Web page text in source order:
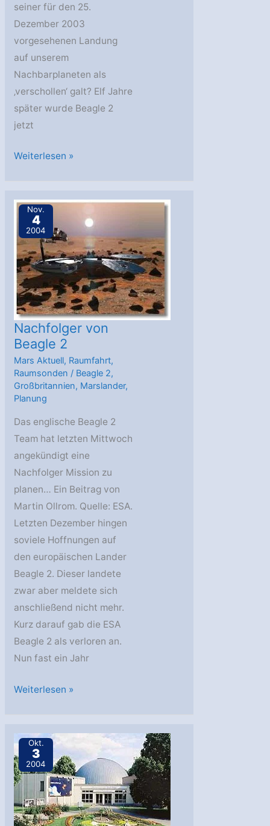
seiner für den 25.
Dezember 2003
vorgesehenen Landung
auf unserem
Nachbarplaneten als
‚verschollen‘ galt? Elf Jahre
später wurde Beagle 2
jetzt
Marslander
nach
Jahren
entdeckt
Weiterlesen »
Nov.
4
2004
Nachfolger von
Beagle 2
Mars Aktuell, Raumfahrt,
Raumsonden / Beagle 2,
Großbritannien, Marslander,
Planung
Das englische Beagle 2
Team hat letzten Mittwoch
angekündigt eine
Nachfolger Mission zu
planen… Ein Beitrag von
Martin Ollrom. Quelle: ESA.
Letzten Dezember hingen
soviele Hoffnungen auf
den europäischen Lander
Beagle 2. Dieser landete
zwar aber meldete sich
anschließend nicht mehr.
Kurz darauf gab die ESA
Beagle 2 als verloren an.
Nun fast ein Jahr
Nachfolger
2
Weiterlesen »
Okt.
3
2004